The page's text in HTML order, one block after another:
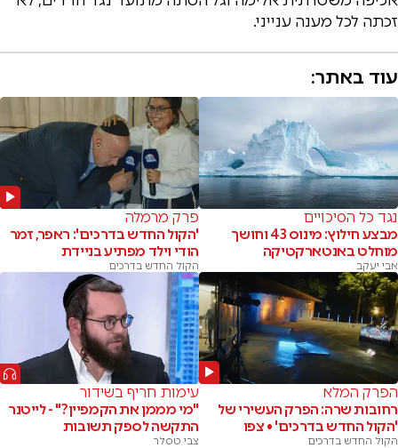
זכתה לכל מענה ענייני.
עוד באתר:
נגד כל הסיכויים
מבצע חילוץ: מינוס 43 וחושך
מוחלט באנטארקטיקה
אבי יעקב
פרק מרמלה
'הקול החדש בדרכים': ראפר, זמר
הודי וילד מפתיע בניידת
הקול החדש בדרכים
הפרק המלא
רחובות שרה: הפרק העשירי של
'הקול החדש בדרכים' • צפו
הקול החדש בדרכים
עימות חריף בשידור
"מי מממן את הקמפיין?" - לייטנר
התקשה לספק תשובות
צבי טסלר